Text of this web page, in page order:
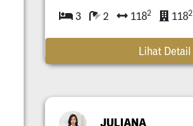
3 2 1182 1182
Lihat Detail
JULIANA